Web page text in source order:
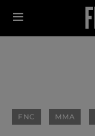
FNC MMA